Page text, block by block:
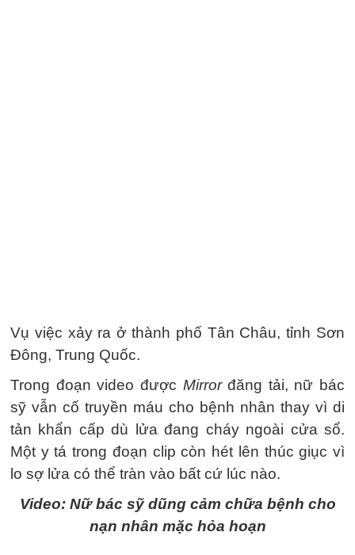
Vụ việc xảy ra ở thành phố Tân Châu, tỉnh Sơn
Đông, Trung Quốc.
Trong đoạn video được Mirrorđăng tải, nữ bác
sỹ vẫn cố truyền máu cho bệnh nhân thay vì di
tản khẩn cấp dù lửa đang cháy ngoài cửa sổ.
Một y tá trong đoạn clip còn hét lên thúc giục vì
lo sợ lửa có thể tràn vào bất cứ lúc nào.
Video: Nữ bác sỹ dũng cảm chữa bệnh cho
nạn nhân mặc hỏa hoạn